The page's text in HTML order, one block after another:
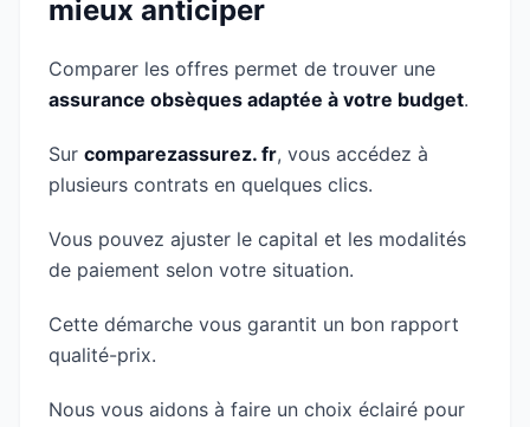
mieux anticiper
Comparer les offres permet de trouver une
assurance obsèques adaptée à votre budget.
Sur comparezassurez. fr, vous accédez à
plusieurs contrats en quelques clics.
Vous pouvez ajuster le capital et les modalités
de paiement selon votre situation.
Cette démarche vous garantit un bon rapport
qualité-prix.
Nous vous aidons à faire un choix éclairé pour